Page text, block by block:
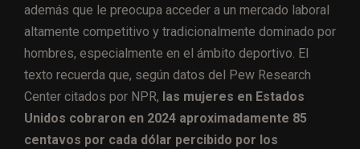
además que le preocupa acceder a un mercado laboral
altamente competitivo y tradicionalmente dominado por
hombres, especialmente en el ámbito deportivo. El
texto recuerda que, según datos del Pew Research
Center citados por NPR, las mujeres en Estados
Unidos cobraron en 2024 aproximadamente 85
centavos por cada dólar percibido por los